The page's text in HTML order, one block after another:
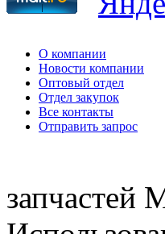
О компании
Новости компании
Оптовый отдел
Отдел закупок
Все контакты
Отправить запрос
запчастей